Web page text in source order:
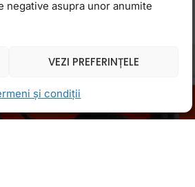
negative asupra unor anumite
VEZI PREFERINȚELE
și condiții
Newsletter